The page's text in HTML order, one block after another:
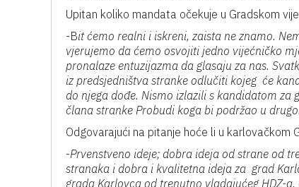
Upitan koliko mandata očekuje u Gradskom
-Bit ćemo realni i iskreni, zaista ne znamo.
vjerujemo da ćemo osvojiti jedno vijećničko
pronalaze entuzijazma da glasaju za nas.
iz predsjedništva stranke odlučiti kojeg će
do njega dođe. Nismo izlazili s kandidatom
člana stranke Probudi koga bi podržao u
Odgovarajući na pitanje hoće li u karlovačkom
-Prvenstveno ideje; dobra ideja od strane od
stranaka i dobra i kvalitetna ideja za grad
grada Karlovca od trenutno vladajućeg HDZ-